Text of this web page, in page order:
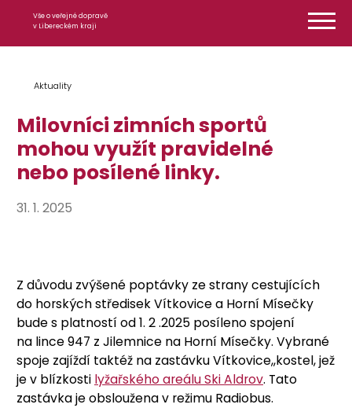
Vše o veřejné dopravě
v Libereckém kraji
Aktuality
Milovníci zimních sportů
mohou využít pravidelné
nebo posílené linky.
31. 1. 2025
Z důvodu zvýšené poptávky ze strany cestujících
do horských středisek Vítkovice a Horní Mísečky
bude s platností od 1. 2 .2025 posíleno spojení
na lince 947 z Jilemnice na Horní Mísečky. Vybrané
spoje zajíždí taktéž na zastávku Vítkovice,,kostel, jež
je v blízkosti lyžařského areálu Ski Aldrov. Tato
zastávka je obsloužena v režimu Radiobus.